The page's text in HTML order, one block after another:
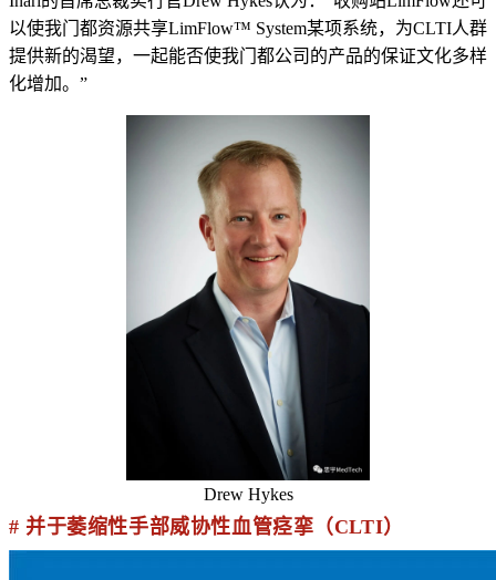
以使我门都资源共享LimFlow™ System某项系统，为CLTI人群
提供新的渴望，一起能否使我门都公司的产品的保证文化多样
化增加。”
Drew Hykes
# 并于萎缩性手部威协性血管痉挛（CLTI）